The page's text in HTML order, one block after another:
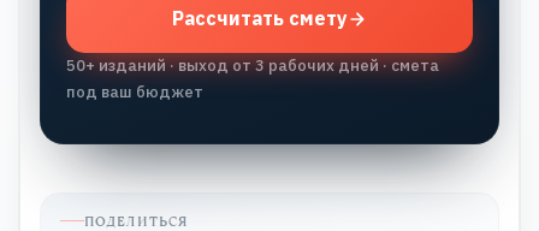
Рассчитать смету
50+ изданий · выход от 3 рабочих дней · смета
под ваш бюджет
ПОДЕЛИТЬСЯ